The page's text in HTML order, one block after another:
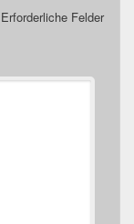
Erforderliche Felder